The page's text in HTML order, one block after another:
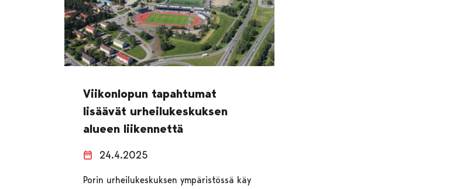
Viikonlopun tapahtumat
lisäävät urheilukeskuksen
alueen liikennettä
24.4.2025
Porin urheilukeskuksen ympäristössä käy